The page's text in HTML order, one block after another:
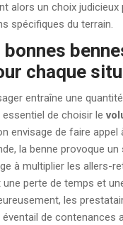
alors un choix judicieux
spécifiques du terrain.
chaque
entraîne une
essentiel de choisir le
envisage de faire appel
la benne provoque
à multiplier les allers-
perte de temps et
les
de contenances